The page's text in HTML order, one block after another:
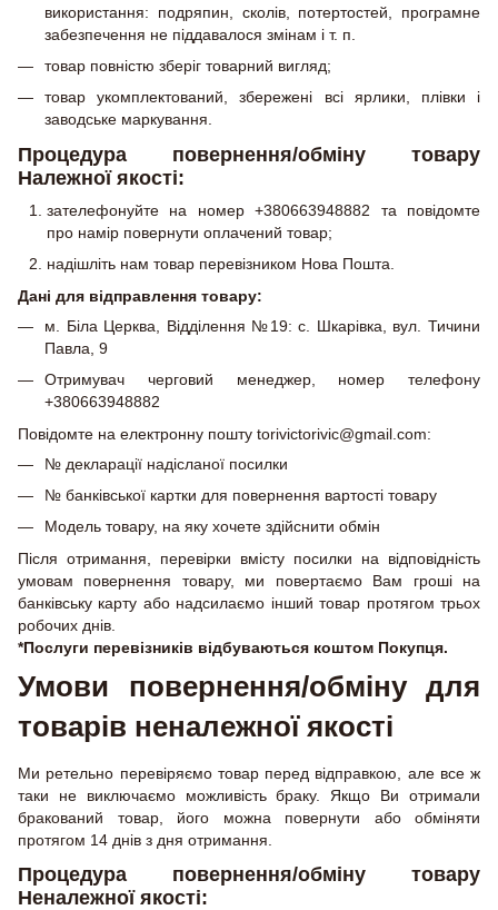
використання: подряпин, сколів, потертостей, програмне
забезпечення не піддавалося змінам і т. п.
товар повністю зберіг товарний вигляд;
товар укомплектований, збережені всі ярлики, плівки і
заводське маркування.
Процедура повернення/обміну товару
Належної якості:
зателефонуйте на номер +380663948882 та повідомте
про намір повернути оплачений товар;
надішліть нам товар перевізником Нова Пошта.
Дані для відправлення товару:
м. Біла Церква, Відділення №19: с. Шкарівка, вул. Тичини
Павла, 9
Отримувач черговий менеджер, номер телефону
+380663948882
Повідомте на електронну пошту torivictorivic@gmail.com:
№ декларації надісланої посилки
№ банківської картки для повернення вартості товару
Модель товару, на яку хочете здійснити обмін
Після отримання, перевірки вмісту посилки на відповідність
умовам повернення товару, ми повертаємо Вам гроші на
банківську карту або надсилаємо інший товар протягом трьох
робочих днів.
*Послуги перевізників відбуваються коштом Покупця.
Умови повернення/обміну для
товарів неналежної якості
Ми ретельно перевіряємо товар перед відправкою, але все ж
таки не виключаємо можливість браку. Якщо Ви отримали
бракований товар, його можна повернути або обміняти
протягом 14 днів з дня отримання.
Процедура повернення/обміну товару
Неналежної якості: